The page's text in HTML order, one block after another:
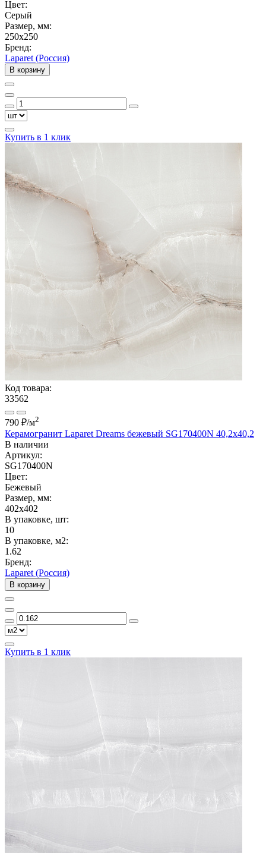
Цвет:
Серый
Размер, мм:
250x250
Бренд:
Laparet (Россия)
В корзину
Купить в 1 клик
Код товара:
33562
790 ₽/м2
Керамогранит Laparet Dreams бежевый SG170400N 40,2х40,2
В наличии
Артикул:
SG170400N
Цвет:
Бежевый
Размер, мм:
402x402
В упаковке, шт:
10
В упаковке, м2:
1.62
Бренд:
Laparet (Россия)
В корзину
Купить в 1 клик